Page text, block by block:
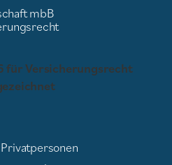
mbB